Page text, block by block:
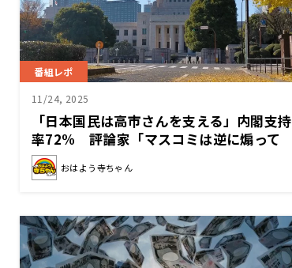
番組レポ
11/24, 2025
「日本国民は高市さんを支える」内閣支持
率72% 評論家「マスコミは逆に煽って
いる」
おはよう寺ちゃん